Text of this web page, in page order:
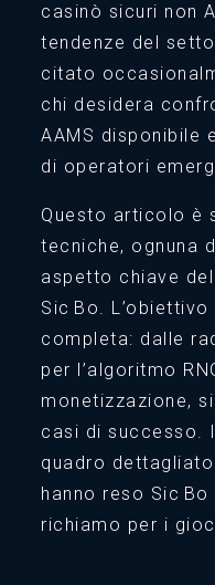
casinò sicuri non
tendenze del
citato
chi desidera
AAMS disponibile
di operatori
Questo articolo è
tecniche, ognuna
aspetto chiave
Sic Bo.
completa: dalle
per l’algoritmo
monetizzazione,
casi di successo.
quadro
hanno reso Sic
richiamo per i